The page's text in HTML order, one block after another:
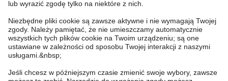
Sklep internetowy
Częste pytania
Twoje zamówienie
Skontaktuj się z nami
Kappahl Club
Mój profil
Kappahl Club
Warunki członkostwa
O nas
O Kappahl Group
Warunki i zasady